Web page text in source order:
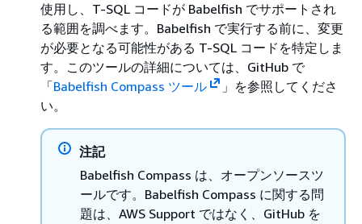
使用し、T-SQL コードが Babelfish でサポートされ
る範囲を調べます。Babelfish で実行する前に、変更
が必要となる可能性がある T-SQL コードを特定しま
す。このツールの詳細については、GitHub で
「Babelfish Compass ツール
」を参照してくださ
い。
注記
Babelfish Compass は、オープンソースツ
ールです。Babelfish Compass に関する問
題は、AWS Support ではなく、GitHub を